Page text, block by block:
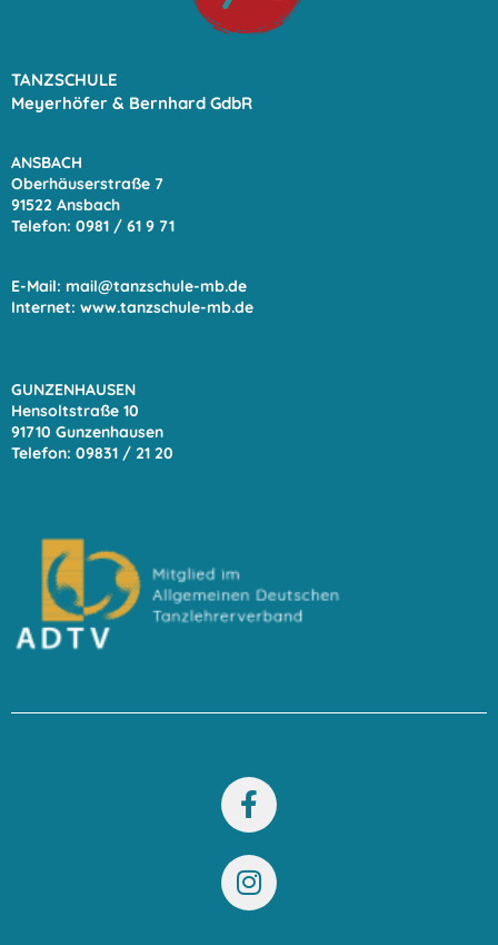
TANZSCHULE
Meyerhöfer & Bernhard GdbR
ANSBACH
Oberhäuserstraße 7
91522 Ansbach
Telefon: 0981 / 61 9 71
E-Mail: mail@tanzschule-mb.de
Internet: www.tanzschule-mb.de
GUNZENHAUSEN
Hensoltstraße 10
91710 Gunzenhausen
Telefon: 09831 / 21 20